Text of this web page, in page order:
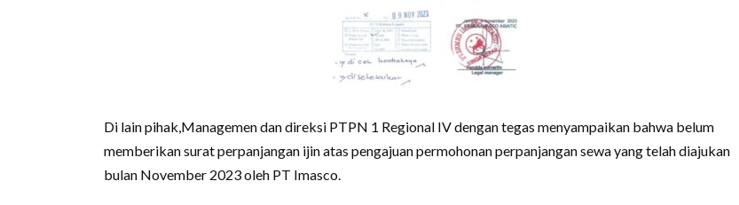
Di lain pihak,Managemen dan direksi PTPN 1 Regional IV dengan tegas menyampaikan bahwa belum
memberikan surat perpanjangan ijin atas pengajuan permohonan perpanjangan sewa yang telah diajukan
bulan November 2023 oleh PT Imasco.